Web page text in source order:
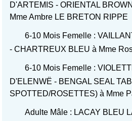
D'ARTEMIS - ORIENTAL
Mme Ambre LE BRETON RIPPE
6-10 Mois Femelle :
- CHARTREUX BLEU à Mme
6-10 Mois Femelle :
D'ELENWË - BENGAL SEAL
SPOTTED/ROSETTES) à Mme
Adulte Mâle : LACAY BLEU